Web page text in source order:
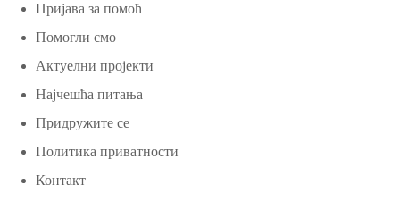
Пријава за помоћ
Помогли смо
Актуелни пројекти
Најчешћа питања
Придружите се
Политика приватности
Контакт